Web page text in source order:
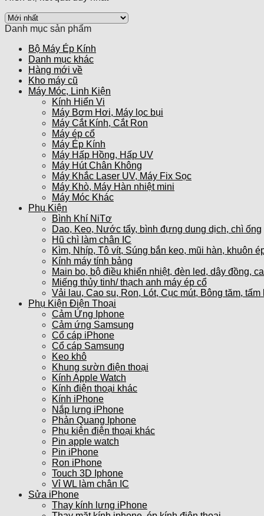
Danh mục sản phẩm
Bộ Máy Ép Kính
Danh mục khác
Hàng mới về
Kho máy cũ
Máy Móc, Linh Kiện
Kính Hiển Vi
Máy Bơm Hơi, Máy lọc bụi
Máy Cắt Kính, Cắt Ron
Máy ép cổ
Máy Ép Kính
Máy Hấp Hồng, Hấp UV
Máy Hút Chân Không
Máy Khắc Laser UV, Máy Fix Sọc
Máy Khò, Máy Hàn nhiệt mini
Máy Móc Khác
Phụ Kiện
Bình Khí NiTơ
Dao, Keo, Nước tẩy, bình đựng dung dịch, chì ống
Hũ chì làm chân IC
Kìm, Nhíp, Tô vít, Súng bắn keo, mũi hàn, khuôn
Kính máy tính bảng
Main bo, bộ điều khiển nhiệt, đèn led, dây đồng,
Miếng thủy tinh/ thạch anh máy ép cổ
Vải lau, Cao su, Ron, Lót, Cục mút, Bông tăm, tấm
Phụ Kiện Điện Thoại
Cảm Ứng Iphone
Cảm ứng Samsung
Cổ cáp iPhone
Cổ cáp Samsung
Keo khô
Khung sườn điện thoại
Kính Apple Watch
Kính điện thoại khác
Kính iPhone
Nắp lưng iPhone
Phản Quang Iphone
Phụ kiện điện thoại khác
Pin apple watch
Pin iPhone
Ron iPhone
Touch 3D Iphone
Vỉ WL làm chân IC
Sửa iPhone
Thay kính lưng iPhone